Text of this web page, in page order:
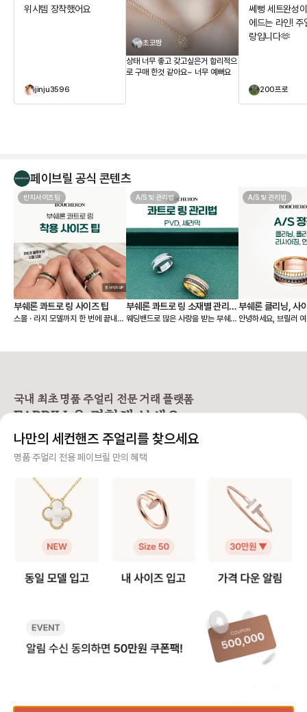
위시템 장착했어요
jinju3596
초코짱
상태 너무 좋고 갖고싶은거 합리적으
로 구매 한것 같아요~ 너무 예뻐요
쎄뻥 세트완성
에드는 라인! 주얼리는 사
랑입니다🫶
200프로
페이브릴 공식 콘텐츠
반지사이즈팁
부쉐론 콰트로 링 사이즈 팁
스몰 · 라지 모델까지 한 번에 끝내는
은 웨딩 밴드로 데일리 착용할 때 특
모델을 나눠서 보는 것이 좋습니다.
[사이즈 선택 가이드] ❶ 기본 콰트로
✔️ 평소에 착용하는 정 사이즈로 편
안하게 착용 가능해요. 👉 예: 평소
51호 착용 → 51호 추천 ❷ 콰트로
레이어드된 구조라 실제 착용감이평
소 반지보다 살짝 타이트하게 느껴질
수 있습니다. ✔️ 평소 링 사이즈보다
한 사이즈 크게 선택을 추천해요.
👉 예: 평소 51호 착용 → 스몰 링 5
밴드 폭이 가장 넓고 손가락을 감싸
맞추면 끼우고 뺄 때 답답할 수 있어
요. 손가락 옆면과 아랫부분까지 넓
즈 크게 선택을 권장해요. 👉 예: 평
[왜 스몰은 한 사이즈, 라지는 두 사
A/S 및 관리법
부쉐론 콰트로 링 소재별 관리법
- PVD, 세라믹
웨딩밴드로 많은 사랑을 받는 부쉐론
은 이런 콰트로 링을 오래 예쁘게 착
빼두는 게 좋아요. ➋ 착용 후엔 부
드러운 천으로 닦아 표면을 관리해
조시켜주세요. ➍ 향수·손소독제 같
출은 피해주세요. [PVD] 브라운·
지나면 색이 옅어질 수 있는데, 이는
소재 특성상 흔히 나타나는 변화예
요. 다만 손소독제·향수 같은 화학제
품은 이런 변화를 더 빠르게 만들 수
비용은 60만 원대예요. 라지 링처럼
0만 원대입니다. [세라믹] 화이트,
레드, 블루 컬러가 포인트가 되지만
띌 수 있어요. 요리나 얼룩이 생기기
쉬운 상황에서는 착용을 피하는 게
체가 가능하고, 교체 비용은 40만
A/S 및 관리법
부쉐론 클리닝, 사
리싱
안녕하세요, 브릴러
싱) 정책을 준비했
구매자 구매 이력을
는 무료 서비스예요!
일부 품목은 제한될
태에 따라 비용이 발
목걸이 줄 길이) - 반
걸이 줄 길이 : 구매
cm까지 무료 연장·단축 (이후
라 비용이 달라지고,
가능해요. 정확한 견
확인 가능해요. 💡 AS (수선) 꿀팁
부쉐론 보증서는 재발
요. 분실하면 수선·세
국내 최초 명품 주얼리 전문 거래 플랫폼
FABRILL을 경험해 보세요.
사기 걱정 없는 안전 결제
니면 반환해 드려요.
주얼리 전문 이중 검수
주얼리 검수에 특화된 페이브릴 검수팀과 전문 감정사가 컨디션 및 정품 여부를 철저하고 꼼꼼하
게 확인해요.
주얼리 전문 지식을 토대로 사이즈, 가격대 등 주얼리를 거래하며 궁금할 수 있는 내용에 대한 밀
빠르고 확실한 물품 이동 과정
최적화된 검수 시스템으로 빠르고 효율적으로 물품이 이동될 뿐만 아니라, 이동 과정마다 알림톡
및 이미지로 확실하게 안내해 드려요.
나만의 세컨핸즈 주얼리를 찾으세요
명품 주얼리 전용 페이브릴 만의 혜택